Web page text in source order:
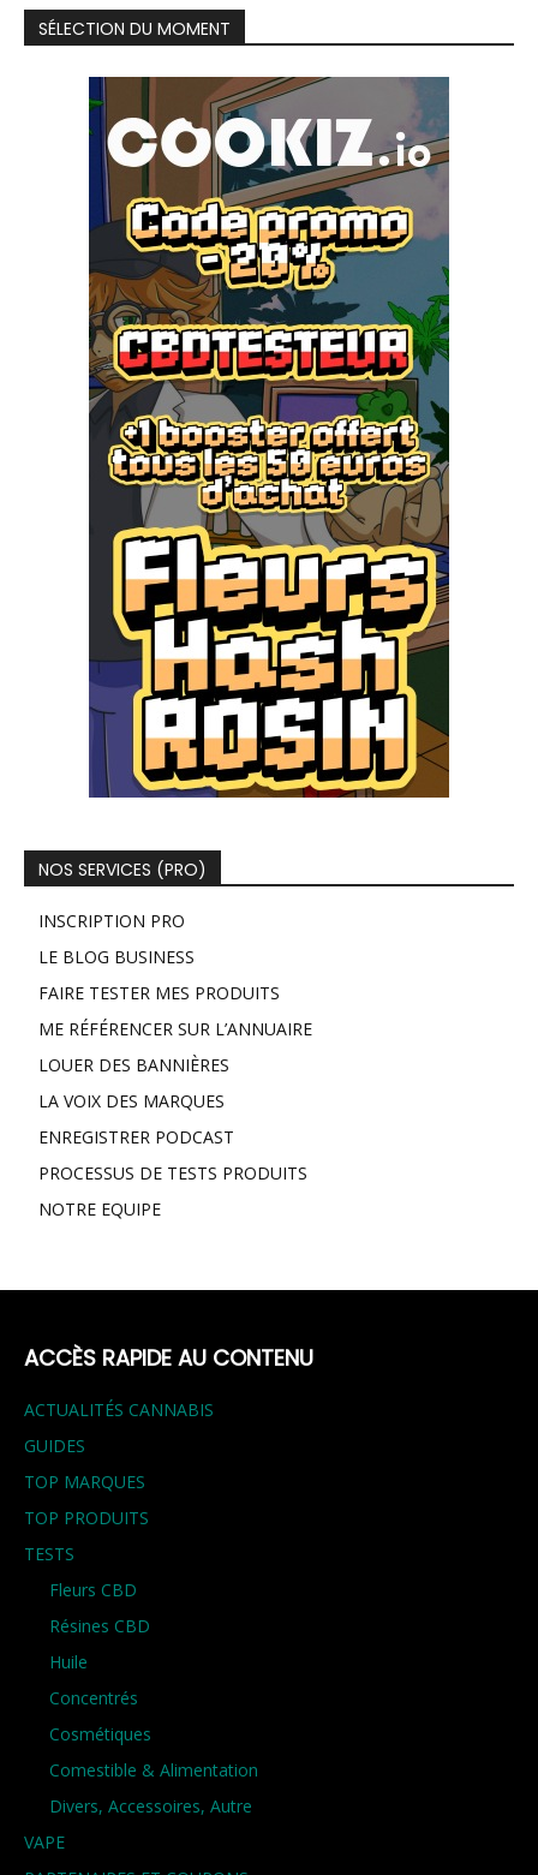
SÉLECTION DU MOMENT
NOS SERVICES (PRO)
INSCRIPTION PRO
LE BLOG BUSINESS
FAIRE TESTER MES PRODUITS
ME RÉFÉRENCER SUR L’ANNUAIRE
LOUER DES BANNIÈRES
LA VOIX DES MARQUES
ENREGISTRER PODCAST
PROCESSUS DE TESTS PRODUITS
NOTRE EQUIPE
ACCÈS RAPIDE AU CONTENU
ACTUALITÉS CANNABIS
GUIDES
TOP MARQUES
TOP PRODUITS
TESTS
Fleurs CBD
Résines CBD
Huile
Concentrés
Cosmétiques
Comestible & Alimentation
Divers, Accessoires, Autre
VAPE